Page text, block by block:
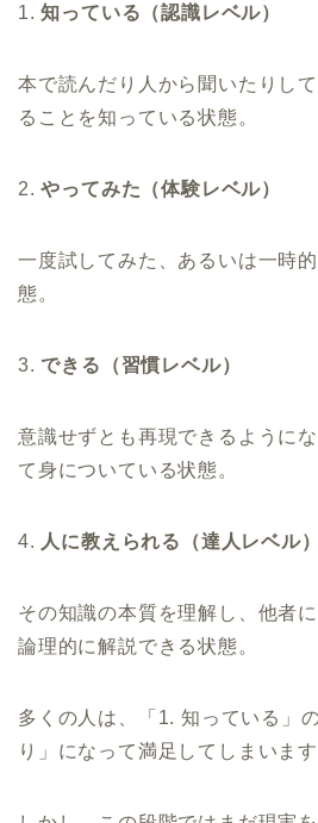
1.知っている（認識レベル）
本で読んだり人から聞いたりし
ることを知っている状態。
2.やってみた（体験レベル）
一度試してみた、あるいは一時
態。
3.できる（習慣レベル）
意識せずとも再現できるように
て身についている状態。
4. 人に教えられる（達人レベル）
その知識の本質を理解し、他者
論理的に解説できる状態。
多くの人は、「1. 知っている」
り」になって満足してしまいます